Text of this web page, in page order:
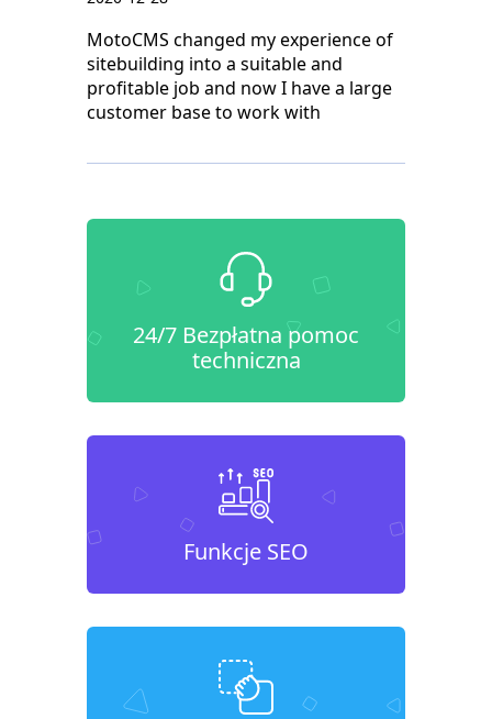
MotoCMS changed my experience of
sitebuilding into a suitable and
profitable job and now I have a large
customer base to work with
24/7 Bezpłatna pomoc
techniczna
Funkcje SEO